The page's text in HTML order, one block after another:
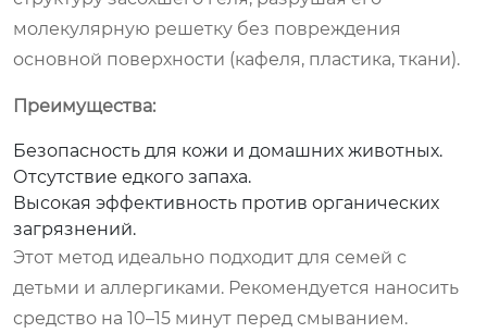
молекулярную решетку без повреждения
основной поверхности (кафеля, пластика, ткани).
Преимущества:
Безопасность для кожи и домашних животных.
Отсутствие едкого запаха.
Высокая эффективность против органических
загрязнений.
Этот метод идеально подходит для семей с
детьми и аллергиками. Рекомендуется наносить
средство на 10–15 минут перед смыванием.